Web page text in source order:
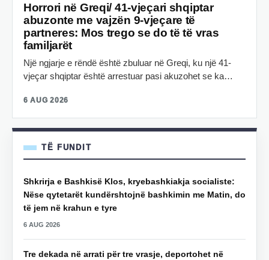
Horrori në Greqi/ 41-vjeçari shqiptar
abuzonte me vajzën 9-vjeçare të
partneres: Mos trego se do të të vras
familjarët
Një ngjarje e rëndë është zbuluar në Greqi, ku një 41-
vjeçar shqiptar është arrestuar pasi akuzohet se ka…
6 AUG 2026
TË FUNDIT
Shkrirja e Bashkisë Klos, kryebashkiakja socialiste:
Nëse qytetarët kundërshtojnë bashkimin me Matin, do
të jem në krahun e tyre
6 AUG 2026
Tre dekada në arrati për tre vrasje, deportohet në